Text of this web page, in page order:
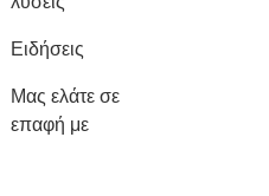
Ειδήσεις
Μας ελάτε σε
επαφή με